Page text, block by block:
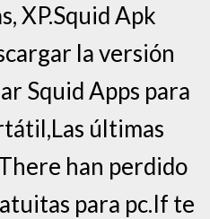
XP.Squid Apk
la versión
Squid Apps para
últimas
han perdido
para pc.If te